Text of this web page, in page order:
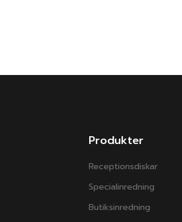
Produkter
Receptionsdiskar
Specialinredning
Butiksinredning